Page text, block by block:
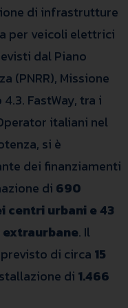
di infrastrutture
per veicoli elettrici
dal Piano
(PNRR), Missione
FastWay, tra i
italiani nel
si è
dei finanziamenti
di 690
centri urbani e 43
. Il
di circa 15
di 1.466